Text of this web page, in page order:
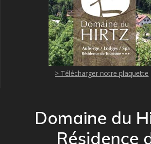
> Télécharger notre plaquette
Domaine du
Résidence